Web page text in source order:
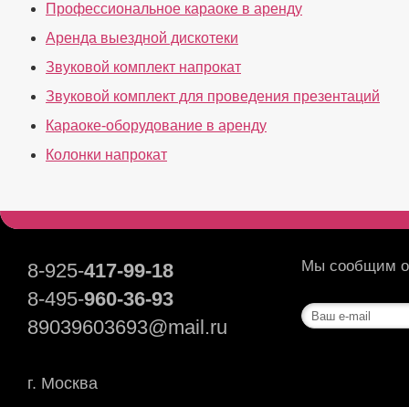
Профессиональное караоке в аренду
Аренда выездной дискотеки
Звуковой комплект напрокат
Звуковой комплект для проведения презентаций
Караоке-оборудование в аренду
Колонки напрокат
8-925-417-99-18
8-495-960-36-93
89039603693@mail.ru
г. Москва
Мы сообщим о